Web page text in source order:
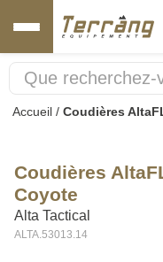
Accueil / Coudières
Coudières
Coyote
Alta Tactical
ALTA.53013.14